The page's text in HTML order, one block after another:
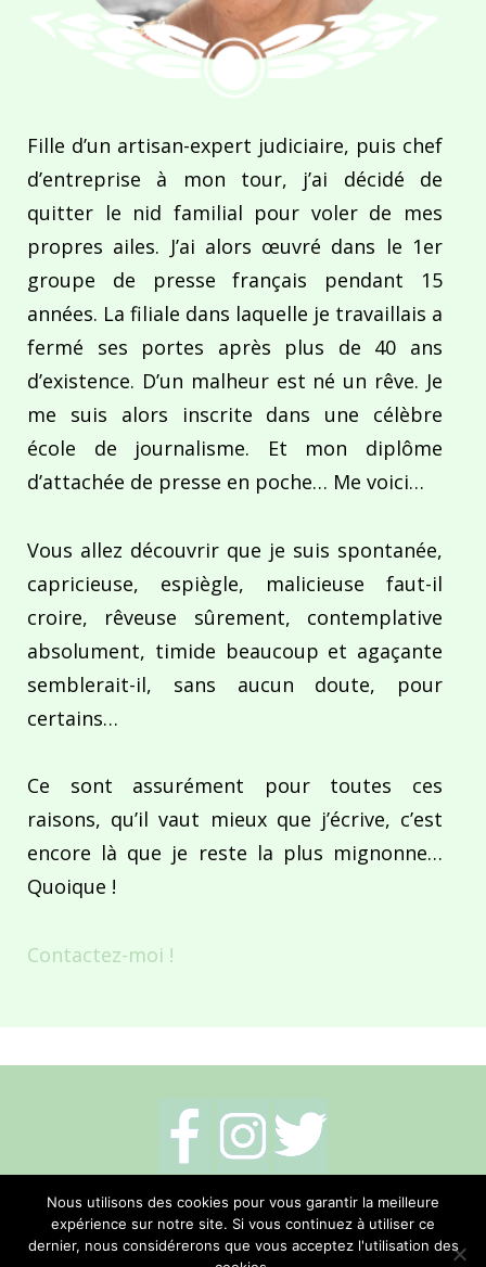
Fille d’un artisan-expert judiciaire, puis chef
d’entreprise à mon tour, j’ai décidé de
quitter le nid familial pour voler de mes
propres ailes. J’ai alors œuvré dans le 1er
groupe de presse français pendant 15
années. La filiale dans laquelle je travaillais a
fermé ses portes après plus de 40 ans
d’existence. D’un malheur est né un rêve. Je
me suis alors inscrite dans une célèbre
école de journalisme. Et mon diplôme
d’attachée de presse en poche… Me voici…
Vous allez découvrir que je suis spontanée,
capricieuse, espiègle, malicieuse faut-il
croire, rêveuse sûrement, contemplative
absolument, timide beaucoup et agaçante
semblerait-il, sans aucun doute, pour
certains…
Ce sont assurément pour toutes ces
raisons, qu’il vaut mieux que j’écrive, c’est
encore là que je reste la plus mignonne…
Quoique !
Contactez-moi !
Mentions légales- Politique de cookies-
Me contacter
Nous utilisons des cookies pour vous garantir la meilleure
expérience sur notre site. Si vous continuez à utiliser ce
dernier, nous considérerons que vous acceptez l'utilisation des